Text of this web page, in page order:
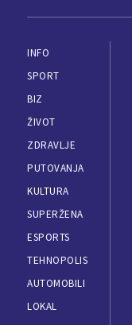
INFO
SPORT
BIZ
ŽIVOT
ZDRAVLJE
PUTOVANJA
KULTURA
SUPERŽENA
ESPORTS
TEHNOPOLIS
AUTOMOBILI
LOKAL